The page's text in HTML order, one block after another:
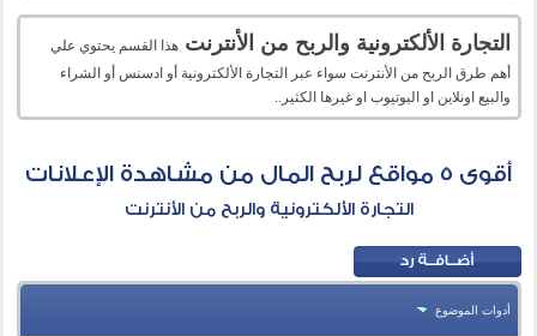
التجارة الألكترونية والربح من الأنترنت هذا القسم يحتوي علي
أهم طرق الربح من الأنترنت سواء عبر التجارة الألكترونية أو ادسنس أو الشراء
والبيع اونلاين او اليوتيوب او غيرها الكثير..
أقوى 5 مواقع لربح المال من مشاهدة الإعلانات
التجارة الألكترونية والربح من الأنترنت
أدوات الموضوع